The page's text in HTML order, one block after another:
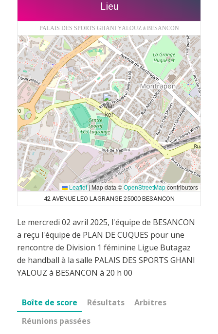
Lieu
PALAIS DES SPORTS GHANI YALOUZ à BESANCON
Leaflet|Map data ©OpenStreetMapcontributors
42 AVENUE LEO LAGRANGE 25000 BESANCON
Le mercredi 02 avril 2025, l'équipe de BESANCON
a reçu l'équipe de PLAN DE CUQUES pour une
rencontre de Division 1 féminine Ligue Butagaz
de handball à la salle PALAIS DES SPORTS GHANI
YALOUZ à BESANCON à 20 h 00
Boîte de score Résultats
Arbitres
Réunions passées